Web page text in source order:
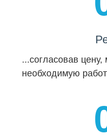
...согласовав
необходимую